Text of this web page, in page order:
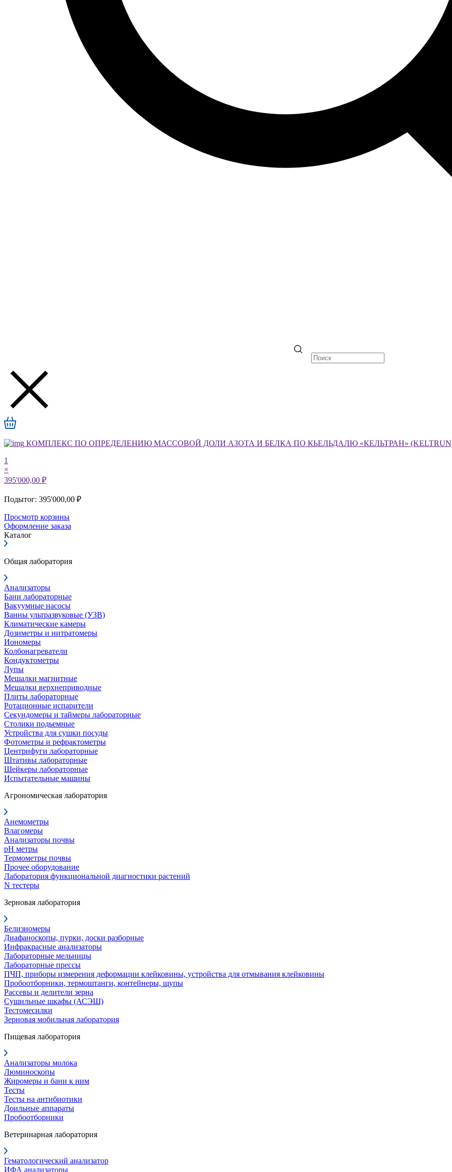
КОМПЛЕКС ПО ОПРЕДЕЛЕНИЮ МАССОВОЙ ДОЛИ АЗОТА И БЕЛКА ПО КЬЕЛЬДАЛЮ «КЕЛЬТРАН»
1
×
395'000,00 ₽
Подытог: 395'000,00 ₽
Просмотр корзины
Оформление заказа
Каталог
Общая лаборатория
Анализаторы
Бани лабораторные
Вакуумные насосы
Ванны ультразвуковые (УЗВ)
Климатические камеры
Дозиметры и нитратомеры
Иономеры
Колбонагреватели
Кондуктометры
Лупы
Мешалки магнитные
Мешалки верхнеприводные
Плиты лабораторные
Ротационные испарители
Секундомеры и таймеры лабораторные
Столики подьемные
Устройства для сушки посуды
Фотометры и рефрактометры
Центрифуги лабораторные
Штативы лабораторные
Шейкеры лабораторные
Испытательные машины
Агрономическая лаборатория
Анемометры
Влагомеры
Анализаторы почвы
pH метры
Термометры почвы
Прочее оборудование
Лаборатория функциональной диагностики растений
N тестеры
Зерновая лаборатория
Белизномеры
Диафаноскопы, пурки, доски разборные
Инфракрасные анализаторы
Лабораторные мельницы
Лабораторные прессы
ПЧП, приборы измерения деформации клейковины, устройства для отмывания клейковины
Пробоотборники, термоштанги, контейнеры, щупы
Рассевы и делители зерна
Сушильные шкафы (АСЭШ)
Тестомесилки
Зерновая мобильная лаборатория
Пищевая лаборатория
Анализаторы молока
Люминоскопы
Жиромеры и бани к ним
Тесты
Тесты на антибиотики
Доильные аппараты
Пробоотборники
Ветеринарная лаборатория
Гематологический анализатор
ИФА анализаторы